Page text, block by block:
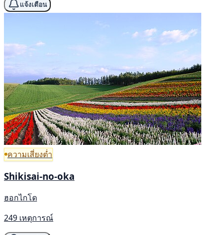
แจ้งเตือน
ความเสี่ยงต่ำ
Shikisai-no-oka
ฮอกไกโด
249 เหตุการณ์